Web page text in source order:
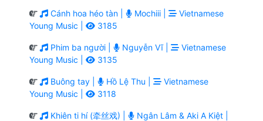
Cánh hoa héo tàn | Mochiii |
Vietnamese
Young Music |
3185
Phim ba người | Nguyễn Vĩ |
Vietnamese
Young Music |
3135
Buông tay | Hồ Lệ Thu |
Vietnamese
Young Music |
3118
Khiên ti hí (牵丝戏) |
Ngân Lâm & Aki A Kiệt |